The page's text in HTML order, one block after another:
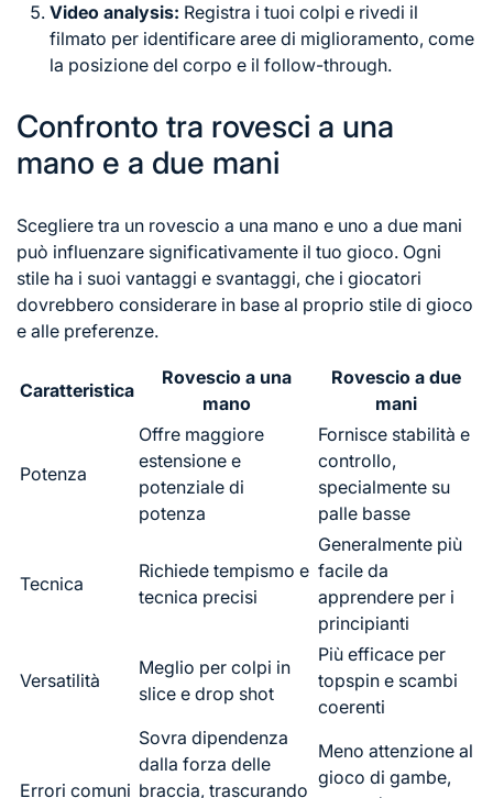
Video analysis: Registra i tuoi colpi e rivedi il
filmato per identificare aree di miglioramento, come
la posizione del corpo e il follow-through.
Confronto tra rovesci a una
mano e a due mani
Scegliere tra un rovescio a una mano e uno a due mani
può influenzare significativamente il tuo gioco. Ogni
stile ha i suoi vantaggi e svantaggi, che i giocatori
dovrebbero considerare in base al proprio stile di gioco
e alle preferenze.
Caratteristica
Rovescio a una
mano
Rovescio a due
mani
Potenza
Offre maggiore
estensione e
potenziale di
potenza
Fornisce stabilità e
controllo,
specialmente su
palle basse
Tecnica
Richiede tempismo e
tecnica precisi
Generalmente più
facile da
apprendere per i
principianti
Versatilità
Meglio per colpi in
slice e drop shot
Più efficace per
topspin e scambi
coerenti
Errori comuni
Sovra dipendenza
dalla forza delle
braccia, trascurando
Meno attenzione al
gioco di gambe,